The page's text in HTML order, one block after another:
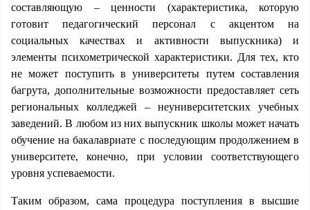
составляющую – ценности (характеристика, которую
готовит педагогический персонал с акцентом на
социальных качествах и активности выпускника) и
элементы психометрической характеристики. Для тех, кто
не может поступить в университеты путем составления
багрута, дополнительные возможности предоставляет сеть
региональных колледжей – неуниверситетских учебных
заведений. В любом из них выпускник школы может начать
обучение на бакалавриате с последующим продолжением в
университете, конечно, при условии соответствующего
уровня успеваемости.
Таким образом, сама процедура поступления в высшие